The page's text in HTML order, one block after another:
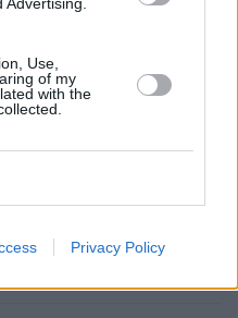
Use,
of my
with the
Privacy Policy